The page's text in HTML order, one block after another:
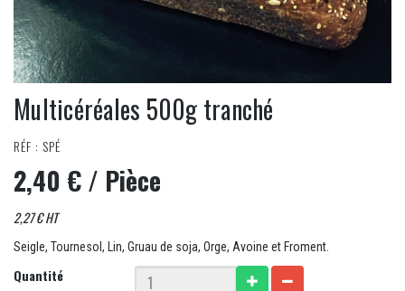
Multicéréales 500g tranché
RÉF : SPÉ
2,40 €/ Pièce
2,27 € HT
Seigle, Tournesol, Lin, Gruau de soja, Orge, Avoine et Froment.
Quantité